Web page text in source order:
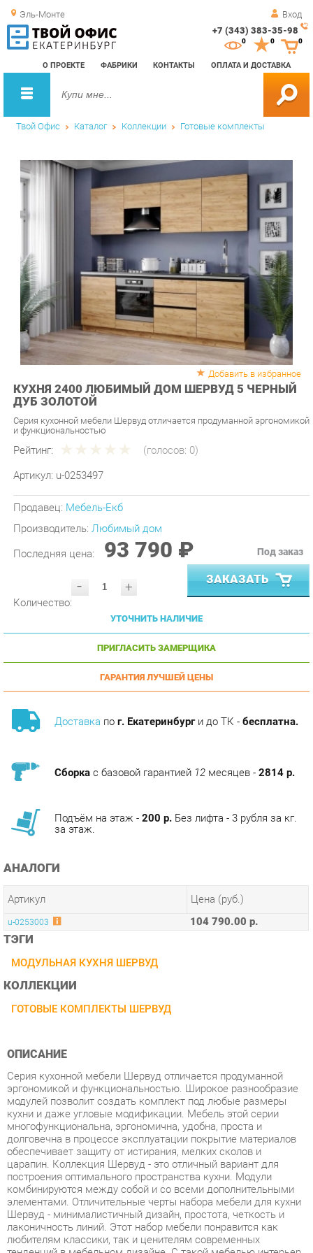
Эль-Монте Вход
+7 (343) 383-35-98
О ПРОЕКТЕ ФАБРИКИ КОНТАКТЫ ОПЛАТА И ДОСТАВКА
0 0
Твой Офис Каталог Коллекции Готовые комплекты
Добавить в избранное
КУХНЯ 2400 ЛЮБИМЫЙ ДОМ ШЕРВУД 5 ЧЕРНЫЙ
ДУБ ЗОЛОТОЙ
Серия кухонной мебели Шервуд отличается продуманной эргономикой
Рейтинг:
Артикул: u-0253497
Производитель:Любимый дом
Последняя цена: 93 790 ₽
- ЗАКАЗАТЬ
УТОЧНИТЬ НАЛИЧИЕ
ПРИГЛАСИТЬ ЗАМЕРЩИКА
ГАРАНТИЯ ЛУЧШЕЙ ЦЕНЫ
Доставкапог. Екатеринбурги до ТК -бесплатна.
АНАЛОГИ
Артикул
u-0253003 104 790.00 р.
ТЭГИ
МОДУЛЬНАЯ КУХНЯ ШЕРВУД
КОЛЛЕКЦИИ
ГОТОВЫЕ КОМПЛЕКТЫ ШЕРВУД
ОПИСАНИЕ
модулей позволит создать комплект под любые размеры
кухни и даже угловые модификации. Мебель этой серии
многофункциональна, эргономична, удобна, проста и
долговечна в процессе эксплуатации покрытие материалов
обеспечивает защиту от истирания, мелких сколов и
царапин. Коллекция Шервуд - это отличный вариант для
построения оптимального пространства кухни. Модули
комбинируются между собой и со всеми дополнительными
элементами. Отличительные черты набора мебели для кухни
Шервуд - минималистичный дизайн, простота, четкость и
лаконичность линий. Этот набор мебели понравится как
любителям классики, так и ценителям современных
тенденций в мебельном дизайне. С такой мебелью интерьер
кухни становится уютным, домашним и элегантным. Серия
мебели Шервуд - это современное и качественное
оснащение для любой кухни. Светлая и гармоничная кухня
Шервуд привнесет атмосферу уюта и комфорта в ваш